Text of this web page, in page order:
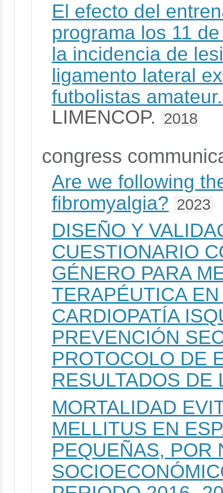
El efecto del
programa los 11
la incidencia de
ligamento lateral
futbolistas
LIMENCOP. 2018
congress
Are we following
fibromyalgia? 2023
DISEÑO Y
CUESTIONARIO
GÉNERO PARA
TERAPÉUTICA
CARDIOPATÍA
PREVENCIÓN
PROTOCOLO DE
RESULTADOS DE
MORTALIDAD
MELLITUS EN
PEQUEÑAS, POR